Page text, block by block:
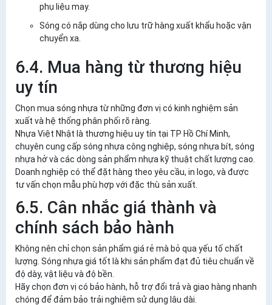
phụ liệu may.
Sóng có nắp dùng cho lưu trữ hàng xuất khẩu hoặc vận
chuyển xa.
6.4. Mua hàng từ thương hiệu
uy tín
Chọn mua sóng nhựa từ những đơn vị có kinh nghiệm sản
xuất và hệ thống phân phối rõ ràng.
Nhựa Việt Nhật là thương hiệu uy tín tại TP Hồ Chí Minh,
chuyên cung cấp sóng nhựa công nghiệp, sóng nhựa bít, sóng
nhựa hở và các dòng sản phẩm nhựa kỹ thuật chất lượng cao.
Doanh nghiệp có thể đặt hàng theo yêu cầu, in logo, và được
tư vấn chọn mẫu phù hợp với đặc thù sản xuất.
6.5. Cân nhắc giá thành và
chính sách bảo hành
Không nên chỉ chọn sản phẩm giá rẻ mà bỏ qua yếu tố chất
lượng. Sóng nhựa giá tốt là khi sản phẩm đạt đủ tiêu chuẩn về
độ dày, vật liệu và độ bền.
Hãy chọn đơn vị có bảo hành, hỗ trợ đổi trả và giao hàng nhanh
chóng để đảm bảo trải nghiệm sử dụng lâu dài.